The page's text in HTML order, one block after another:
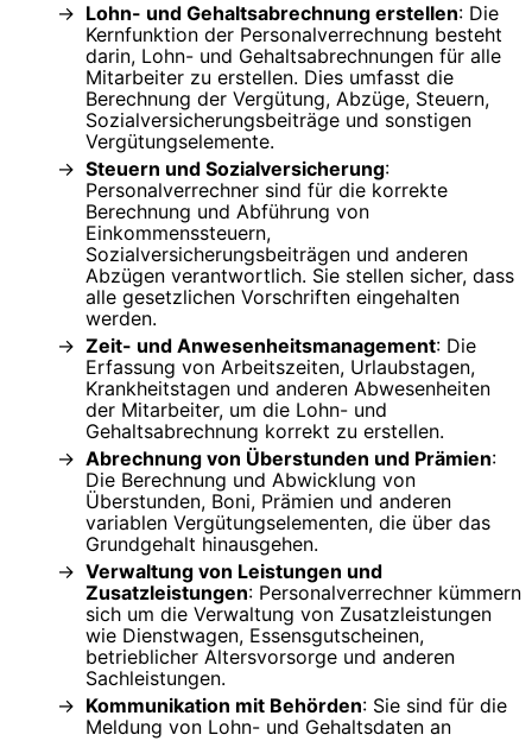
Lohn- und Gehaltsabrechnung erstellen: Die
Kernfunktion der Personalverrechnung besteht
darin, Lohn- und Gehaltsabrechnungen für alle
Mitarbeiter zu erstellen. Dies umfasst die
Berechnung der Vergütung, Abzüge, Steuern,
Sozialversicherungsbeiträge und sonstigen
Vergütungselemente.
Steuern und Sozialversicherung:
Personalverrechner sind für die korrekte
Berechnung und Abführung von
Einkommenssteuern,
Sozialversicherungsbeiträgen und anderen
Abzügen verantwortlich. Sie stellen sicher, dass
alle gesetzlichen Vorschriften eingehalten
werden.
Zeit- und Anwesenheitsmanagement: Die
Erfassung von Arbeitszeiten, Urlaubstagen,
Krankheitstagen und anderen Abwesenheiten
der Mitarbeiter, um die Lohn- und
Gehaltsabrechnung korrekt zu erstellen.
Abrechnung von Überstunden und Prämien:
Die Berechnung und Abwicklung von
Überstunden, Boni, Prämien und anderen
variablen Vergütungselementen, die über das
Grundgehalt hinausgehen.
Verwaltung von Leistungen und
Zusatzleistungen: Personalverrechner kümmern
sich um die Verwaltung von Zusatzleistungen
wie Dienstwagen, Essensgutscheinen,
betrieblicher Altersvorsorge und anderen
Sachleistungen.
Kommunikation mit Behörden: Sie sind für die
Meldung von Lohn- und Gehaltsdaten an